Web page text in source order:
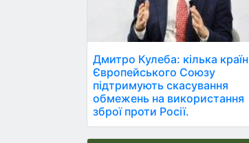
Дмитро Кулеба: кілька країн
Європейського Союзу
підтримують скасування
обмежень на використання
зброї проти Росії.